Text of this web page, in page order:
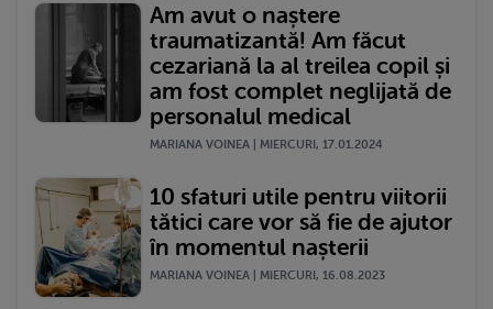
Am avut o naștere
traumatizantă! Am făcut
cezariană la al treilea copil și
am fost complet neglijată de
personalul medical
MARIANA VOINEA | MIERCURI, 17.01.2024
10 sfaturi utile pentru viitorii
tătici care vor să fie de ajutor
în momentul nașterii
MARIANA VOINEA | MIERCURI, 16.08.2023